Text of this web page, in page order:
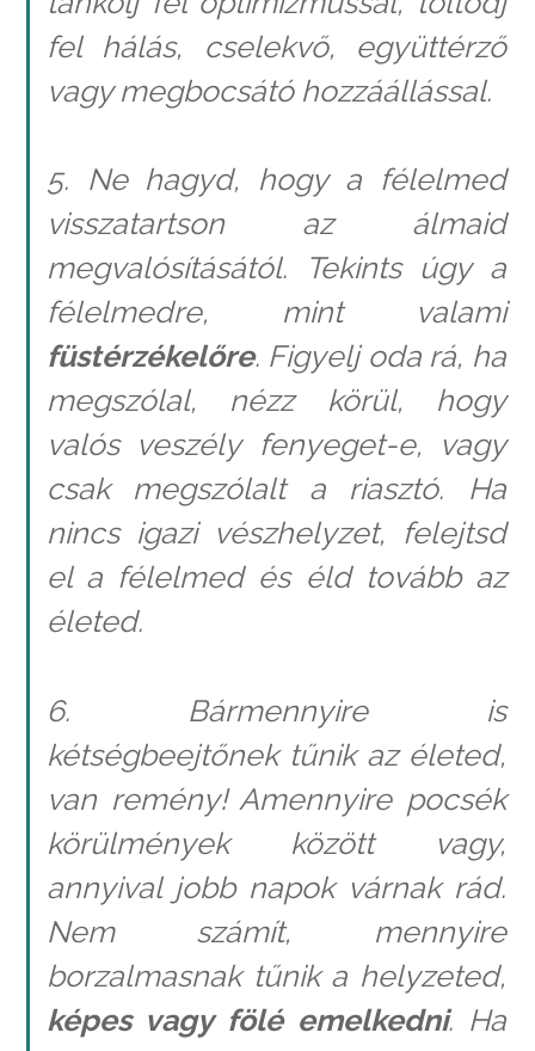
fel hálás, cselekvő, együttérző
vagy megbocsátó hozzáállással.
5. Ne hagyd, hogy a félelmed
visszatartson az álmaid
megvalósításától. Tekints úgy a
félelmedre, mint valami
füstérzékelőre. Figyelj oda rá, ha
megszólal, nézz körül, hogy
valós veszély fenyeget-e, vagy
csak megszólalt a riasztó. Ha
nincs igazi vészhelyzet, felejtsd
el a félelmed és éld tovább az
életed.
6. Bármennyire is
kétségbeejtőnek tűnik az életed,
van remény! Amennyire pocsék
körülmények között vagy,
annyival jobb napok várnak rád.
Nem számít, mennyire
borzalmasnak tűnik a helyzeted,
képes vagy fölé emelkedni. Ha